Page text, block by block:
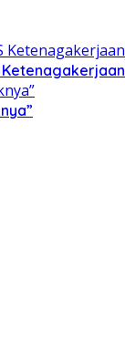
Ketenagakerjaan